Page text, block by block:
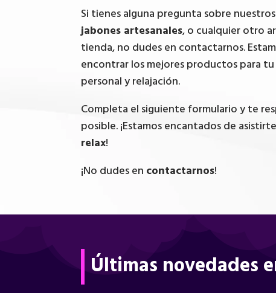
Si tienes alguna pregunta sobre nuestros
jabones artesanales, o cualquier otro
tienda, no dudes en contactarnos.
encontrar los mejores productos para
personal y relajación.
Completa el siguiente formulario y te
posible. ¡Estamos encantados de
relax!
¡No dudes en contactarnos!
Últimas novedades